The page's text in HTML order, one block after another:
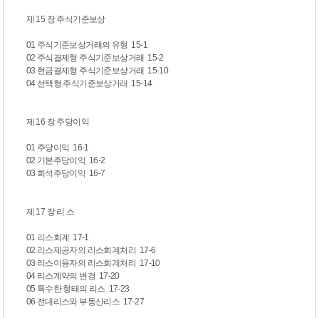
제 15 장 주식기준보상
01 주식기준보상거래의 유형 15-1
02 주식결제형 주식기준보상거래 15-2
03 현금결제형 주식기준보상거래 15-10
04 선택형 주식기준보상거래 15-14
제 16 장 주당이익
01 주당이익 16-1
02 기본주당이익 16-2
03 희석주당이익 16-7
제 17 장 리 스
01 리스회계 17-1
02 리스제공자의 리스회계처리 17-6
03 리스이용자의 리스회계처리 17-10
04 리스계약의 변경 17-20
05 특수한 형태의 리스 17-23
06 전대리스와 부동산리스 17-27